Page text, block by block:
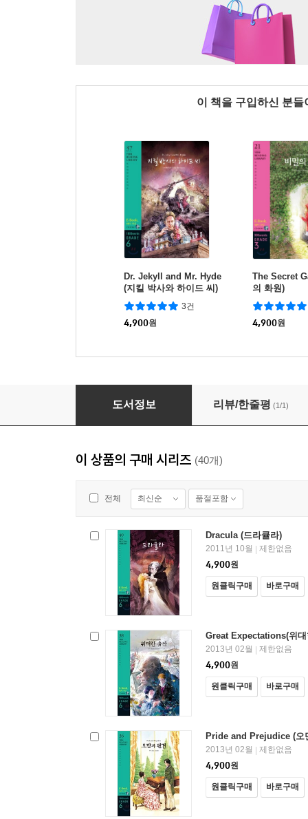
이 책을 구입하신 분
Dr. Jekyll and Mr. Hyde
(지킬 박사와 하이드 씨)
3건
4,900원
The Secret
의 화원)
4,900원
The Stars / The Last Lesson (별 / 마지막 수업)
도서정보 리뷰/한줄평 (1/1)
이 상품의 구매 시리즈 (40개)
전체 최신순 품절포함
Dracula (드라큘라)
2011년 10월
제한없음
4,900원
원클릭구매 바로구매
Great Expectations(위대
2013년 02월
제한없음
4,900원
원클릭구매 바로구매
Pride and Prejudice (오
2013년 02월
제한없음
4,900원
원클릭구매 바로구매